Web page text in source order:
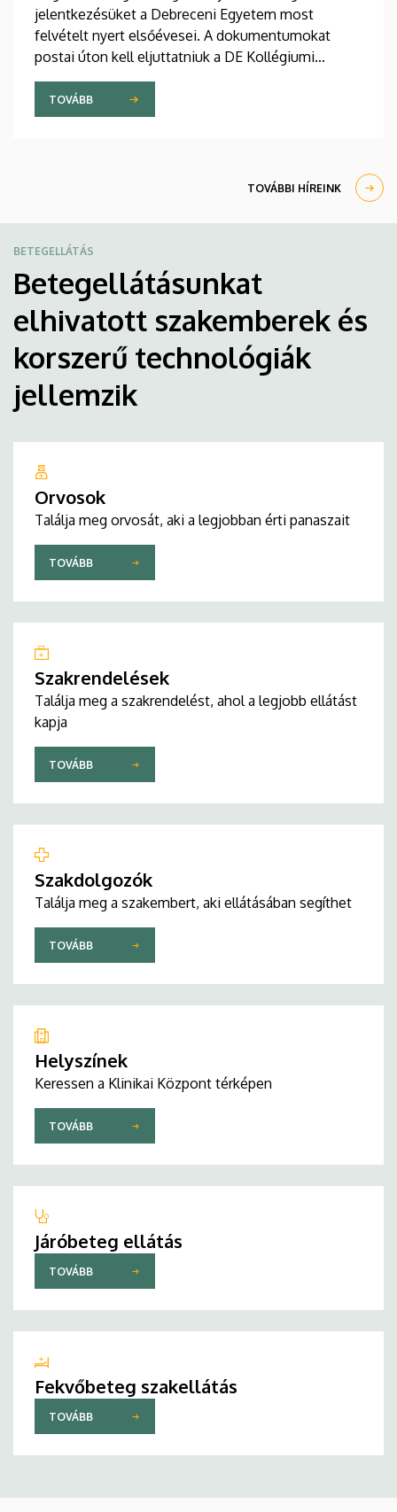
jelentkezésüket a Debreceni Egyetem most
felvételt nyert elsőévesei. A dokumentumokat
postai úton kell eljuttatniuk a DE Kollégiumi
Felvételi és Szociális Iroda címére. A kollégiumi
férőhelyekről a gólyák a Kollégiumi Felvételi és
Szociális Bizottság döntését követően, augusztus
TOVÁBB
TOVÁBBI HÍREINK
BETEGELLÁTÁS
Betegellátásunkat
elhivatott szakemberek és
korszerű technológiák
jellemzik
Orvosok
Találja meg orvosát, aki a legjobban érti panaszait
TOVÁBB
Szakrendelések
Találja meg a szakrendelést, ahol a legjobb ellátást
kapja
TOVÁBB
Szakdolgozók
Találja meg a szakembert, aki ellátásában segíthet
TOVÁBB
Helyszínek
Keressen a Klinikai Központ térképen
TOVÁBB
Járóbeteg ellátás
TOVÁBB
Fekvőbeteg szakellátás
TOVÁBB